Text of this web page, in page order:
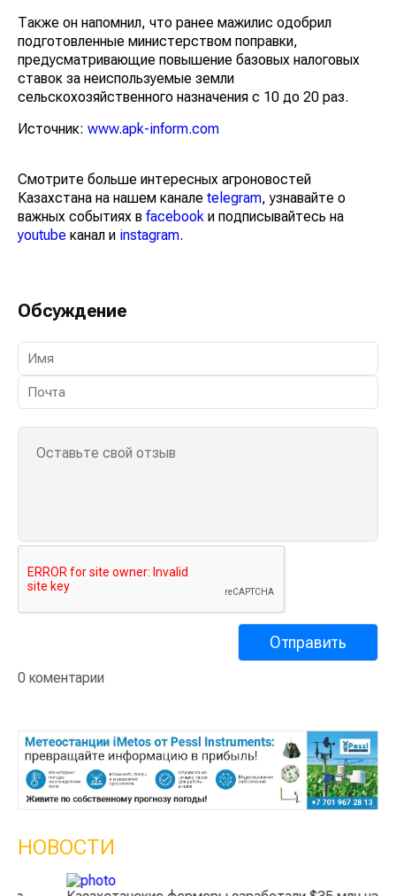
Также он напомнил, что ранее мажилис одобрил
подготовленные министерством поправки,
предусматривающие повышение базовых налоговых
ставок за неиспользуемые земли
сельскохозяйственного назначения с 10 до 20 раз.
Источник: www.apk-inform.com
Смотрите больше интересных агроновостей
Казахстана на нашем канале telegram, узнавайте о
важных событиях в facebook и подписывайтесь на
youtube канал и instagram.
Обсуждение
0 коментарии
НОВОСТИ